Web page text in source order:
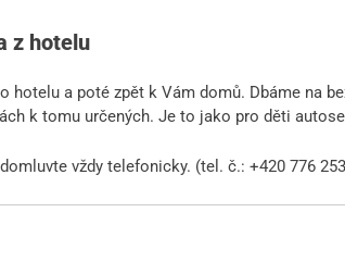
z hotelu
hotelu a poté zpět k Vám domů. Dbáme na
k tomu určených. Je to jako pro děti
vždy telefonicky. (tel. č.: +420 776